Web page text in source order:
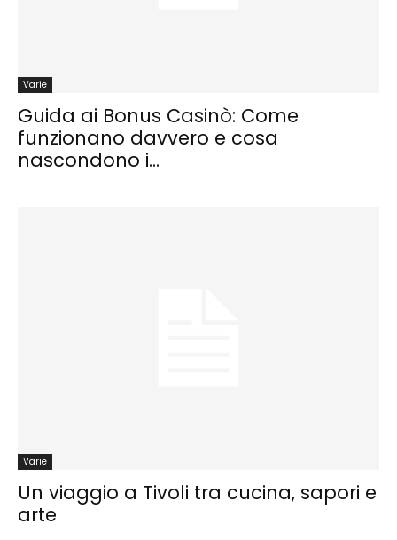
Varie
Guida ai Bonus Casinò: Come
funzionano davvero e cosa
nascondono i...
Varie
Un viaggio a Tivoli tra cucina, sapori e
arte